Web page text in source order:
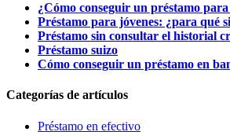
¿Cómo conseguir un préstamo
Préstamo para jóvenes: ¿para qué
Préstamo sin consultar el historial
Préstamo suizo
Cómo conseguir un préstamo en
Categorías de artículos
Préstamo en efectivo